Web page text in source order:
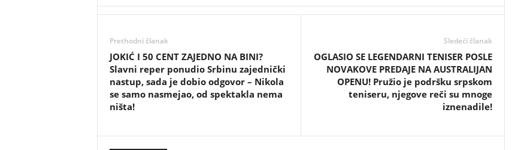
Prethodni članak
JOKIĆ I 50 CENT ZAJEDNO NA BINI?
Slavni reper ponudio Srbinu zajednički
nastup, sada je dobio odgovor – Nikola
se samo nasmejao, od spektakla nema
ništa!
Sledeći članak
OGLASIO SE LEGENDARNI TENISER POSLE
NOVAKOVE PREDAJE NA AUSTRALIJAN
OPENU! Pružio je podršku srpskom
teniseru, njegove reči su mnoge
iznenadile!